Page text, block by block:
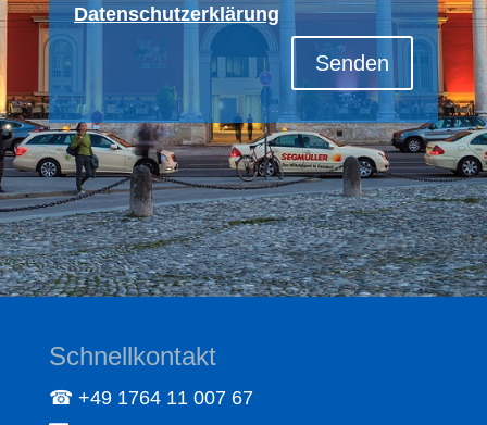
Datenschutzerklärung
Senden
Schnellkontakt
☎ +49 1764 11 007 67